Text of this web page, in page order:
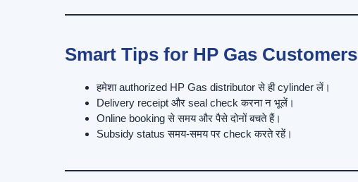
Smart Tips for HP Gas Customers
हमेशा authorized HP Gas distributor से ही cylinder लें।
Delivery receipt और seal check करना न भूलें।
Online booking से समय और पैसे दोनों बचते हैं।
Subsidy status समय-समय पर check करते रहें।